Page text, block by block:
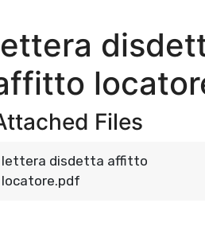
Files
lettera disdetta affitto
locatore.pdf